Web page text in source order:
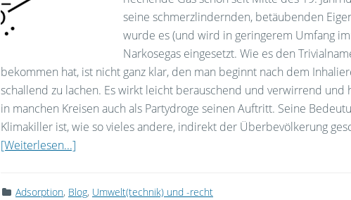
seine schmerzlindernden, betäubenden
wurde es (und wird in geringerem Umfang
Narkosegas eingesetzt. Wie es den
bekommen hat, ist nicht ganz klar, den man beginnt nach dem
schallend zu lachen. Es wirkt leicht berauschend und verwirrend und
in manchen Kreisen auch als Partydroge seinen Auftritt. Seine
Klimakiller ist, wie so vieles andere, indirekt der Überbevölkerung
[Weiterlesen...]
Adsorption, Blog, Umwelt(technik) und -recht